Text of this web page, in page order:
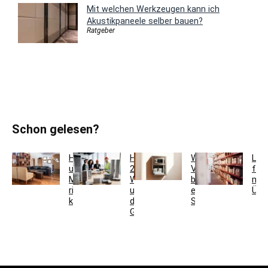
Mit welchen Werkzeugen kann ich
Akustikpaneele selber bauen?
Ratgeber
Schon gelesen?
Holzfarben
und
Möbel
richtig
kombinieren
Hausmeisterservice
2.0:
Werkzeugkoffer
und
digitales
Gebäudemanagement
Welche
Vorteile
bietet
ein
Schlüsseltresor?
für